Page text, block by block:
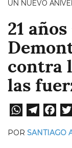
UN NUEVO
21
contra
las
W
Te
Fa
POR SANTIAGO